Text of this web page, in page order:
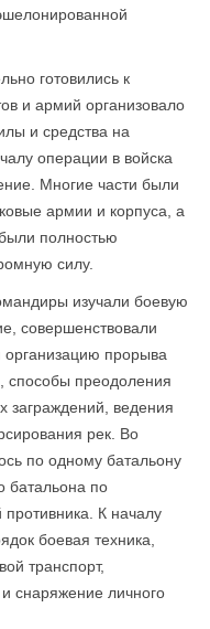
готовились к
и армий организовало
и средства на
операции в войска
Многие части были
армии и корпуса, а
полностью
силу.
изучали боевую
совершенствовали
организацию прорыва
способы преодоления
заграждений, ведения
рек. Во
по одному батальону
батальона по
К началу
боевая техника,
транспорт,
снаряжение личного